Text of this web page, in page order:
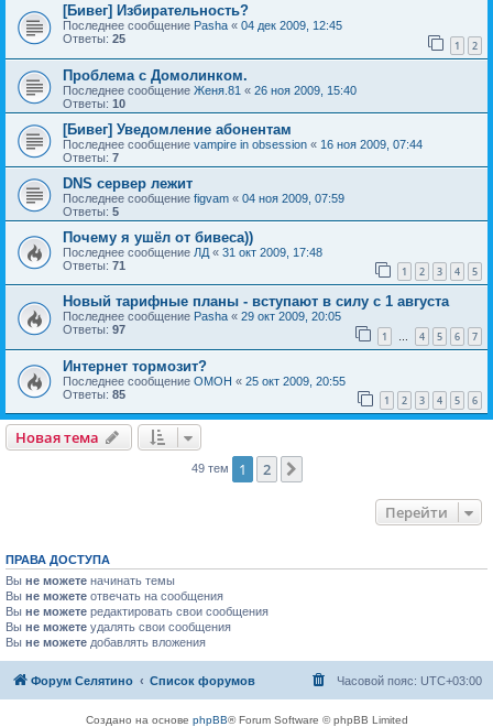
[Бивег] Избирательность?
Последнее сообщение Pasha « 04 дек 2009, 12:45
Ответы: 25 1 2
Проблема с Домолинком.
Последнее сообщение Женя.81 « 26 ноя 2009, 15:40
Ответы: 10
[Бивег] Уведомление абонентам
Последнее сообщение vampire in obsession « 16 ноя 2009, 07:44
Ответы: 7
DNS сервер лежит
Последнее сообщение figvam « 04 ноя 2009, 07:59
Ответы: 5
Почему я ушёл от бивеса))
Последнее сообщение ЛД « 31 окт 2009, 17:48
Ответы: 71 1 2 3 4 5
Новый тарифные планы - вступают в силу с 1 августа
Последнее сообщение Pasha « 29 окт 2009, 20:05
Ответы: 97 1 … 4 5 6 7
Интернет тормозит?
Последнее сообщение OMOH « 25 окт 2009, 20:55
Ответы: 85 1 2 3 4 5 6
Новая тема
49 тем 1 2
Перейти
ПРАВА ДОСТУПА
Вы не можете начинать темы
Вы не можете отвечать на сообщения
Вы не можете редактировать свои сообщения
Вы не можете удалять свои сообщения
Вы не можете добавлять вложения
Форум Селятино Список форумов Часовой пояс: UTC+03:00
Создано на основе phpBB® Forum Software © phpBB Limited